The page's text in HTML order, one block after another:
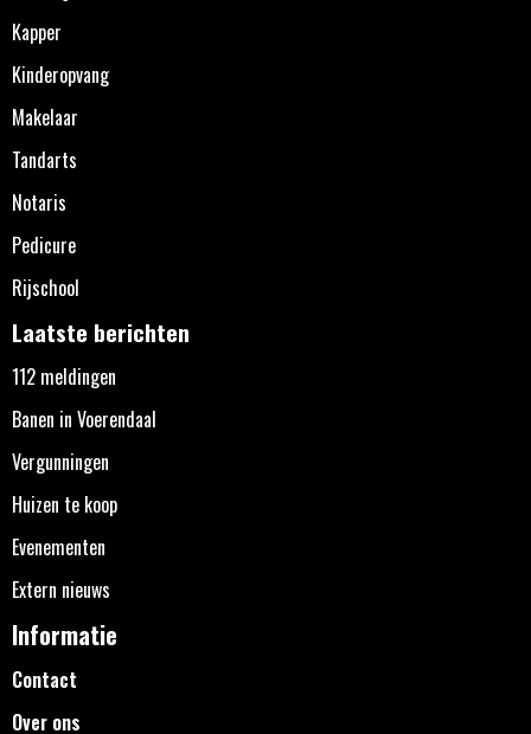
Kapper
Kinderopvang
Makelaar
Tandarts
Notaris
Pedicure
Rijschool
Laatste berichten
112 meldingen
Banen in Voerendaal
Vergunningen
Huizen te koop
Evenementen
Extern nieuws
Informatie
Contact
Over ons